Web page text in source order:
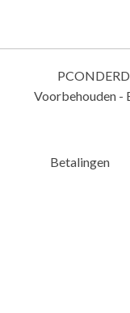
Voorbehouden -
Betalingen